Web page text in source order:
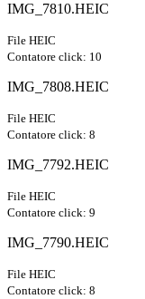
IMG_7810.HEIC
File HEIC
Contatore click: 10
IMG_7808.HEIC
File HEIC
Contatore click: 8
IMG_7792.HEIC
File HEIC
Contatore click: 9
IMG_7790.HEIC
File HEIC
Contatore click: 8